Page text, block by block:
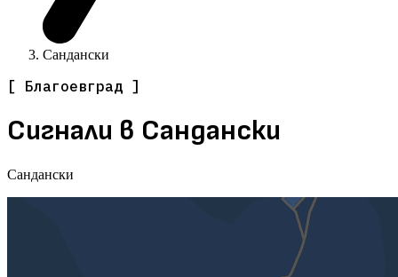
Сандански
[ Благоевград ]
Сигнали в Сандански
Сандански